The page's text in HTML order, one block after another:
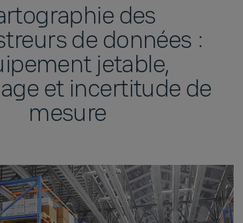
des
de données :
jetable,
et incertitude de
mesure